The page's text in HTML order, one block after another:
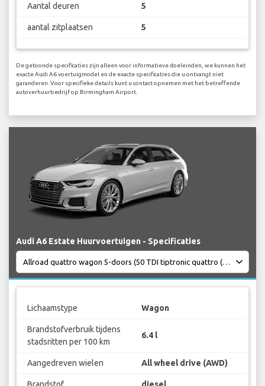
Aantal deuren 5
aantal zitplaatsen 5
De getoonde specificaties zijn alleen voor informatieve doeleinden, we kunnen het
exacte Audi A6 voertuigmodel en de exacte specificaties die u ontvangt niet
garanderen. Voor specifieke details kunt u contact opnemen met het betreffende
autoverhuurbedrijf op Birmingham Airport.
Audi A6 Estate Huurvoertuigen - Specificaties
Lichaamstype Wagon
Brandstofverbruik tijdens
stadsritten per 100 km
6.4 l
Aangedreven wielen All wheel drive (AWD)
Brandstof diesel